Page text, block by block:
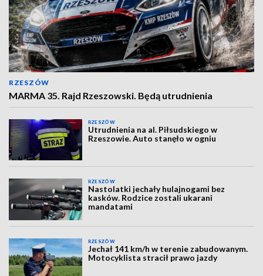
RZESZÓW
MARMA 35. Rajd Rzeszowski. Będą utrudnienia
RZESZÓW
Utrudnienia na al. Piłsudskiego w
Rzeszowie. Auto stanęło w ogniu
RZESZÓW
Nastolatki jechały hulajnogami bez
kasków. Rodzice zostali ukarani
mandatami
RZESZÓW
Jechał 141 km/h w terenie zabudowanym.
Motocyklista stracił prawo jazdy